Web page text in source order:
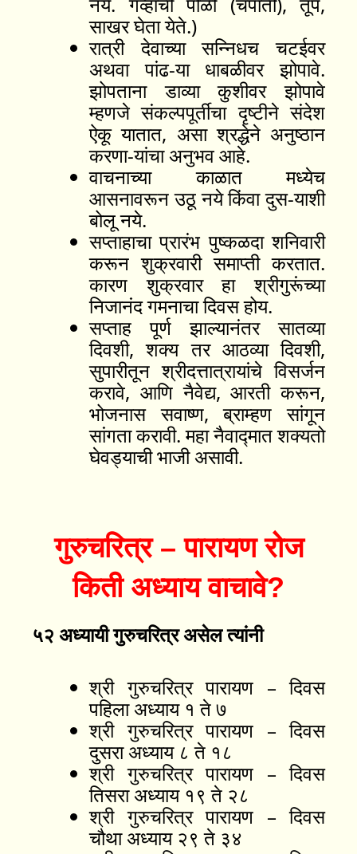
साखर घेता येते.)
रात्री देवाच्या सन्निधच चटईवर
अथवा पांढ-या धाबळीवर झोपावे.
झोपताना डाव्या कुशीवर झोपावे
म्हणजे संकल्पपूर्तीचा दृष्टीने संदेश
ऐकू यातात, असा श्रद्धेने अनुष्ठान
करणा-यांचा अनुभव आहे.
वाचनाच्या काळात मध्येच
आसनावरून उठू नये किंवा दुस-याशी
बोलू नये.
सप्ताहाचा प्रारंभ पुष्कळदा शनिवारी
करून शुक्रवारी समाप्ती करतात.
कारण शुक्रवार हा श्रीगुरूंच्या
निजानंद गमनाचा दिवस होय.
सप्ताह पूर्ण झाल्यानंतर सातव्या
दिवशी, शक्य तर आठव्या दिवशी,
सुपारीतून श्रीदत्तात्रायांचे विसर्जन
करावे, आणि नैवेद्य, आरती करून,
भोजनास सवाष्ण, ब्राम्हण सांगून
सांगता करावी. महा नैवाद्मात शक्यतो
घेवड्याची भाजी असावी.
गुरुचरित्र – पारायण रोज
किती अध्याय वाचावे?
५२ अध्यायी गुरुचरित्र असेल त्यांनी
श्री गुरुचरित्र पारायण – दिवस
पहिला अध्याय १ ते ७
श्री गुरुचरित्र पारायण – दिवस
दुसरा अध्याय ८ ते १८
श्री गुरुचरित्र पारायण – दिवस
तिसरा अध्याय १९ ते २८
श्री गुरुचरित्र पारायण – दिवस
चौथा अध्याय २९ ते ३४